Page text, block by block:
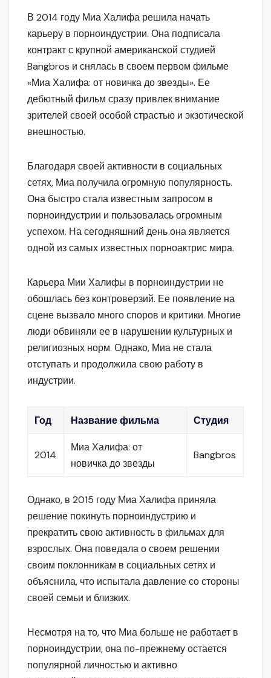
В 2014 году Миа Халифа решила начать
карьеру в порноиндустрии. Она подписала
контракт с крупной американской студией
Bangbros и снялась в своем первом фильме
«Миа Халифа: от новичка до звезды». Ее
дебютный фильм сразу привлек внимание
зрителей своей особой страстью и экзотической
внешностью.
Благодаря своей активности в социальных
сетях, Миа получила огромную популярность.
Она быстро стала известным запросом в
порноиндустрии и пользовалась огромным
успехом. На сегодняшний день она является
одной из самых известных порноактрис мира.
Карьера Мии Халифы в порноиндустрии не
обошлась без контроверзий. Ее появление на
сцене вызвало много споров и критики. Многие
люди обвиняли ее в нарушении культурных и
религиозных норм. Однако, Миа не стала
отступать и продолжила свою работу в
индустрии.
Год Название фильма Студия
2014
Миа Халифа: от
новичка до звезды
Bangbros
Однако, в 2015 году Миа Халифа приняла
решение покинуть порноиндустрию и
прекратить свою активность в фильмах для
взрослых. Она поведала о своем решении
своим поклонникам в социальных сетях и
объяснила, что испытала давление со стороны
своей семьи и близких.
Несмотря на то, что Миа больше не работает в
порноиндустрии, она по-прежнему остается
популярной личностью и активно